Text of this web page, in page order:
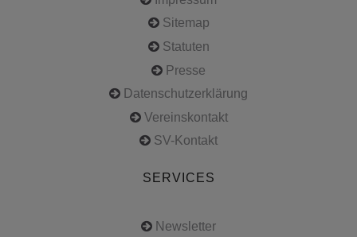
Sitemap
Statuten
Presse
Datenschutzerklärung
Vereinskontakt
SV-Kontakt
SERVICES
Newsletter